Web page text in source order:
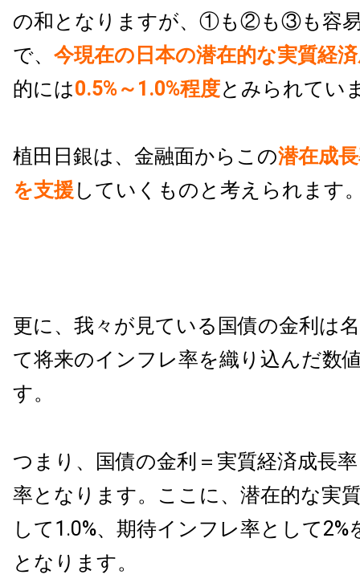
の和となりますが、①も②も③も容
で、 今現在の日本の潜在的な実質経
的には0.5%～1.0%程度とみられてい
植田日銀は、金融面からこの潜在成
を支援 していくものと考えられます
更に、我々が見ている国債の金利は
て将来のインフレ率を織り込んだ数
す。
つまり、国債の金利＝実質経済成長
率となります。ここに、潜在的な実
して1.0%、期待インフレ率として2%
となります。